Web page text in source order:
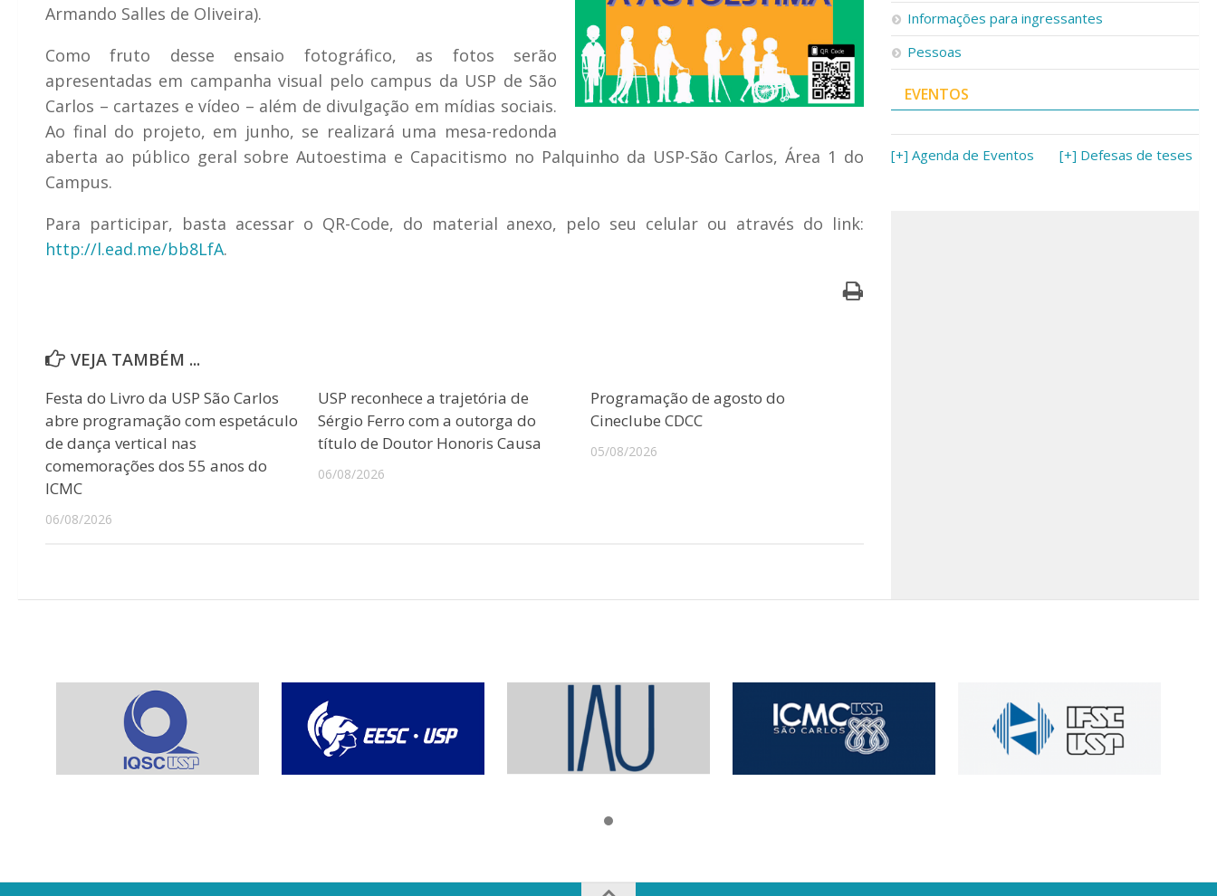
Armando Salles de Oliveira).
Como fruto desse ensaio fotográfico, as fotos serão
apresentadas em campanha visual pelo campus da USP de São
Carlos – cartazes e vídeo – além de divulgação em mídias sociais.
Ao final do projeto, em junho, se realizará uma mesa-redonda
aberta ao público geral sobre Autoestima e Capacitismo no Palquinho da USP-São Carlos, Área 1 do
Campus.
Para participar, basta acessar o QR-Code, do material anexo, pelo seu celular ou através do link:
http://l.ead.me/bb8LfA.
VEJA TAMBÉM ...
Festa do Livro da USP São Carlos
abre programação com espetáculo
de dança vertical nas
comemorações dos 55 anos do
ICMC
06/08/2026
USP reconhece a trajetória de
Sérgio Ferro com a outorga do
título de Doutor Honoris Causa
06/08/2026
Programação de agosto do
Cineclube CDCC
05/08/2026
Informações para ingressantes
Pessoas
EVENTOS
[+] Agenda de Eventos [+] Defesas de teses